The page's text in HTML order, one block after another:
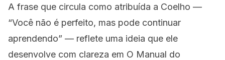
A frase que circula como atribuída a Coelho —
“Você não é perfeito, mas pode continuar
aprendendo” — reflete uma ideia que ele
desenvolve com clareza em O Manual do